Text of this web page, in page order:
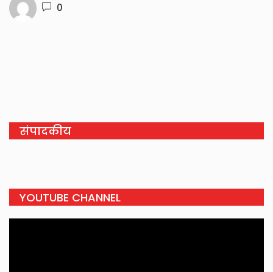
0
संपादकीय
YOUTUBE CHANNEL